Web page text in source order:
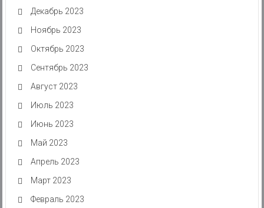
Декабрь 2023
Ноябрь 2023
Октябрь 2023
Сентябрь 2023
Август 2023
Июль 2023
Июнь 2023
Май 2023
Апрель 2023
Март 2023
Февраль 2023